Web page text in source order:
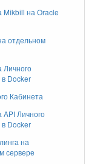
Mikbill на Oracle
отдельном
Личного
Docker
Кабинета
API Личного
Docker
на
сервере